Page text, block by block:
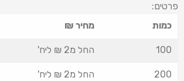
פרטים:
כמות
מחיר ₪
100 החל מ2 ₪ ליח'
200 החל מ2 ₪ ליח'